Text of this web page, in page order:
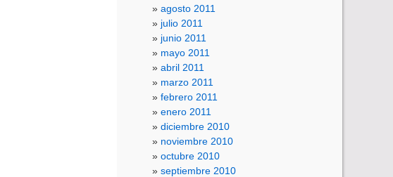
agosto 2011
julio 2011
junio 2011
mayo 2011
abril 2011
marzo 2011
febrero 2011
enero 2011
diciembre 2010
noviembre 2010
octubre 2010
septiembre 2010